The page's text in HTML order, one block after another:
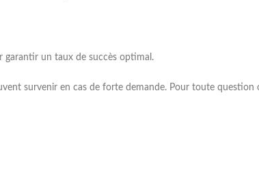
garantir un taux de succès optimal.
survenir en cas de forte demande. Pour toute question